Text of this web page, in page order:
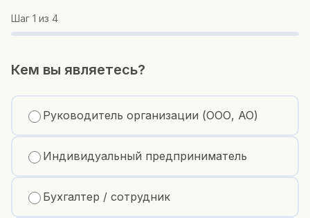
Шаг 1 из 4
Кем вы являетесь?
Руководитель организации (ООО, АО)
Индивидуальный предприниматель
Бухгалтер / сотрудник